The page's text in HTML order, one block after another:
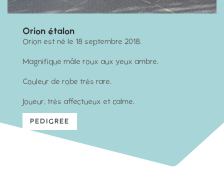
Orion étalon
Orion est né le 18 septembre 2018.
Magnifique mâle roux aux yeux ambre.
Couleur de robe très rare.
Joueur, très affectueux et calme.
PEDIGREE